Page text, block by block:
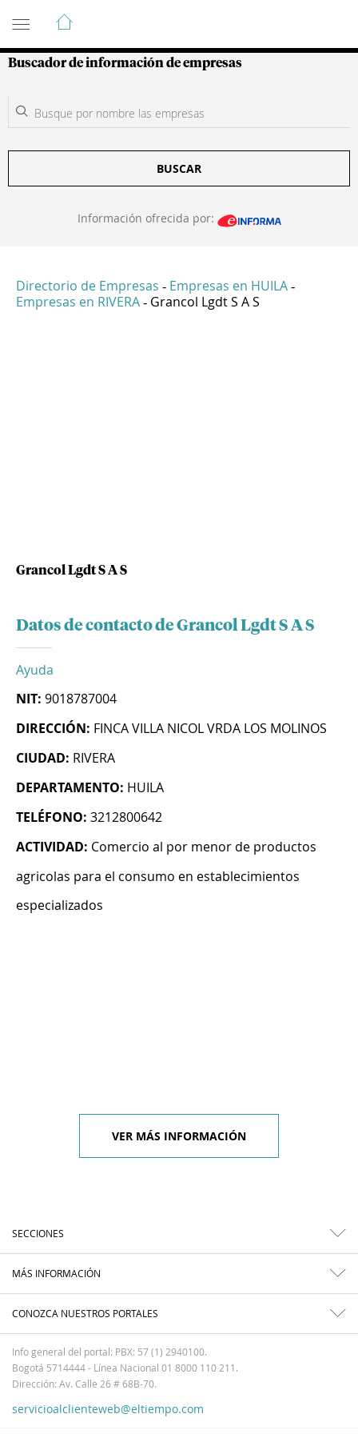
Guía de Empresas Colombianas
Buscador de información de empresas
BUSCAR
Información ofrecida por:
Directorio de Empresas - Empresas en HUILA -
Empresas en RIVERA - Grancol Lgdt S A S
Grancol Lgdt S A S
Datos de contacto de Grancol Lgdt S A S
Ayuda
NIT: 9018787004
DIRECCIÓN: FINCA VILLA NICOL VRDA LOS MOLINOS
CIUDAD: RIVERA
DEPARTAMENTO: HUILA
TELÉFONO: 3212800642
ACTIVIDAD: Comercio al por menor de productos
agricolas para el consumo en establecimientos
especializados
VER MÁS INFORMACIÓN
SECCIONES
MÁS INFORMACIÓN
CONOZCA NUESTROS PORTALES
Info general del portal: PBX: 57 (1) 2940100.
Bogotá 5714444 - Línea Nacional 01 8000 110 211.
Dirección: Av. Calle 26 # 68B-70.
servicioalclienteweb@eltiempo.com